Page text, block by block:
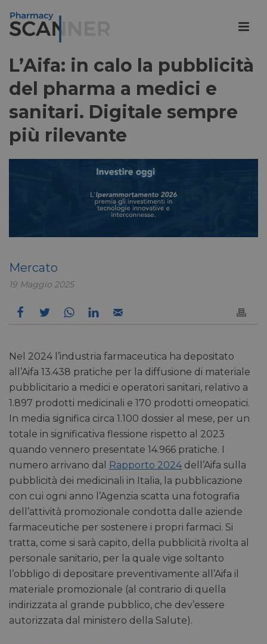
L’Aifa: in calo la pubblicità
del pharma a medici e
sanitari. Digitale sempre
più rilevante
Mercato
19 Maggio 2025
Nel 2024 l’industria farmaceutica ha depositato
all’Aifa 13.438 pratiche per la diffusione di materiale
pubblicitario a medici e operatori sanitari, relativo a
1.897 prodotti medicinali e 170 prodotti omeopatici.
In media significa circa 1.100 dossier al mese, per un
totale in significativa flessione rispetto al 2023
quando vennero presentate 14.966 pratiche. I
numero arrivano dal
Rapporto 2024dell’Aifa sulla
pubblicità dei medicinali in Italia, la pubblicazione
con cui ogni anno l’Agenzia scatta una fotografia
dell’attività promozionale condotta dalle aziende
farmaceutiche per sostenere i propri farmaci. Si
tratta, come si sarà capito, della pubblicità rivolta al
personale sanitario, per la quale vige soltanto
l’obbligo di depositare preventivamente all’Aifa il
materiale promozionale (al contrario di quella
indirizzata al grande pubblico, che dev’essere
autorizzata dal ministero della Salute).